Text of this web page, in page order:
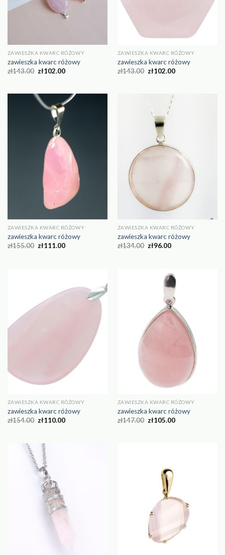
ZAWIESZKA KWARC RÓŻOWY
zawieszka kwarc różowy
zł143.00 zł102.00
ZAWIESZKA KWARC RÓŻOWY
zawieszka kwarc różowy
zł143.00 zł102.00
ZAWIESZKA KWARC RÓŻOWY
zawieszka kwarc różowy
zł155.00 zł111.00
ZAWIESZKA KWARC RÓŻOWY
zawieszka kwarc różowy
zł134.00 zł96.00
ZAWIESZKA KWARC RÓŻOWY
zawieszka kwarc różowy
zł154.00 zł110.00
ZAWIESZKA KWARC RÓŻOWY
zawieszka kwarc różowy
zł147.00 zł105.00